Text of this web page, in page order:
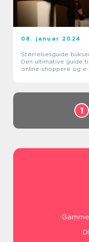
08. januar 2024
Størrelsesguide
Den ultimative guide til
online-shoppere og e-
1